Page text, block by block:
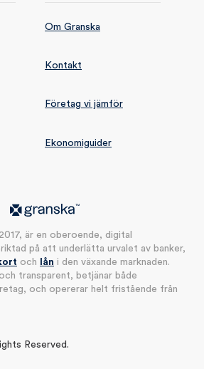
Om Granska
Kontakt
Företag vi jämför
Ekonomiguider
är en oberoende, digital
på att underlätta urvalet av banker,
och lån i den växande marknaden.
transparent, betjänar både
och opererar helt fristående från
Reserved.